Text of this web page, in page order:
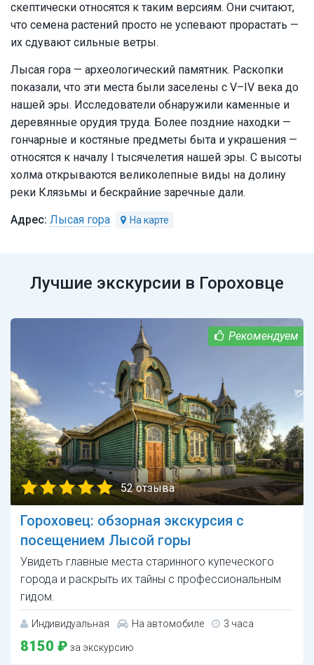
скептически относятся к таким версиям. Они считают,
что семена растений просто не успевают прорастать —
их сдувают сильные ветры.
Лысая гора — археологический памятник. Раскопки
показали, что эти места были заселены с V–IV века до
нашей эры. Исследователи обнаружили каменные и
деревянные орудия труда. Более поздние находки —
гончарные и костяные предметы быта и украшения —
относятся к началу I тысячелетия нашей эры. С высоты
холма открываются великолепные виды на долину
реки Клязьмы и бескрайние заречные дали.
Лысая гора
Лучшие экскурсии в Гороховце
52 отзыва
Гороховец: обзорная экскурсия с
посещением Лысой горы
Увидеть главные места старинного купеческого
города и раскрыть их тайны с профессиональным
гидом.
Индивидуальная На автомобиле 3 часа
8150 ₽ за экскурсию